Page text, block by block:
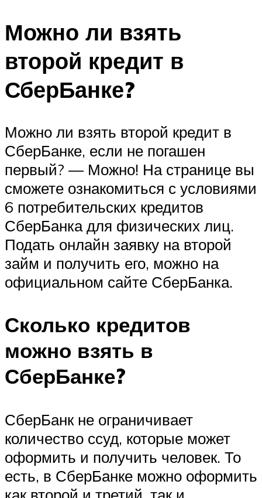
Можно ли взять
второй кредит в
СберБанке?
Можно ли взять второй кредит в
СберБанке, если не погашен
первый? — Можно! На странице вы
сможете ознакомиться с условиями
6 потребительских кредитов
СберБанка для физических лиц.
Подать онлайн заявку на второй
займ и получить его, можно на
официальном сайте СберБанка.
Сколько кредитов
можно взять в
СберБанке?
СберБанк не ограничивает
количество ссуд, которые может
оформить и получить человек. То
есть, в СберБанке можно оформить
как второй и третий, так и